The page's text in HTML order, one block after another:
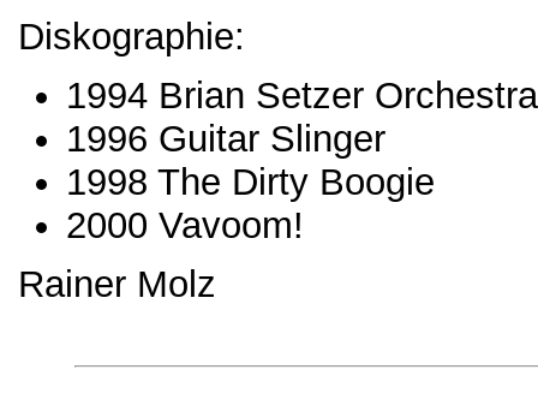
Diskographie:
1994 Brian Setzer Orchestra
1996 Guitar Slinger
1998 The Dirty Boogie
2000 Vavoom!
Rainer Molz